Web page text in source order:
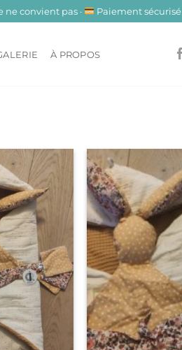
ne convient pas · Paiement
À PROPOS